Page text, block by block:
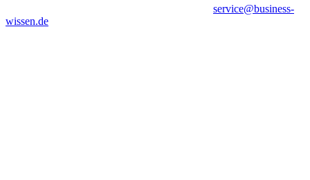
service@business-
wissen.de